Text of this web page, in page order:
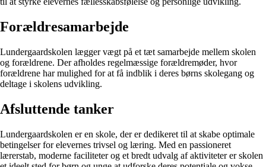
Forældresamarbejde
Lundergaardskolen lægger vægt på et tæt samarbejde mellem skolen
og forældrene. Der afholdes regelmæssige forældremøder, hvor
forældrene har mulighed for at få indblik i deres børns skolegang og
deltage i skolens udvikling.
Afsluttende tanker
Lundergaardskolen er en skole, der er dedikeret til at skabe optimale
betingelser for elevernes trivsel og læring. Med en passioneret
lærerstab, moderne faciliteter og et bredt udvalg af aktiviteter er skolen